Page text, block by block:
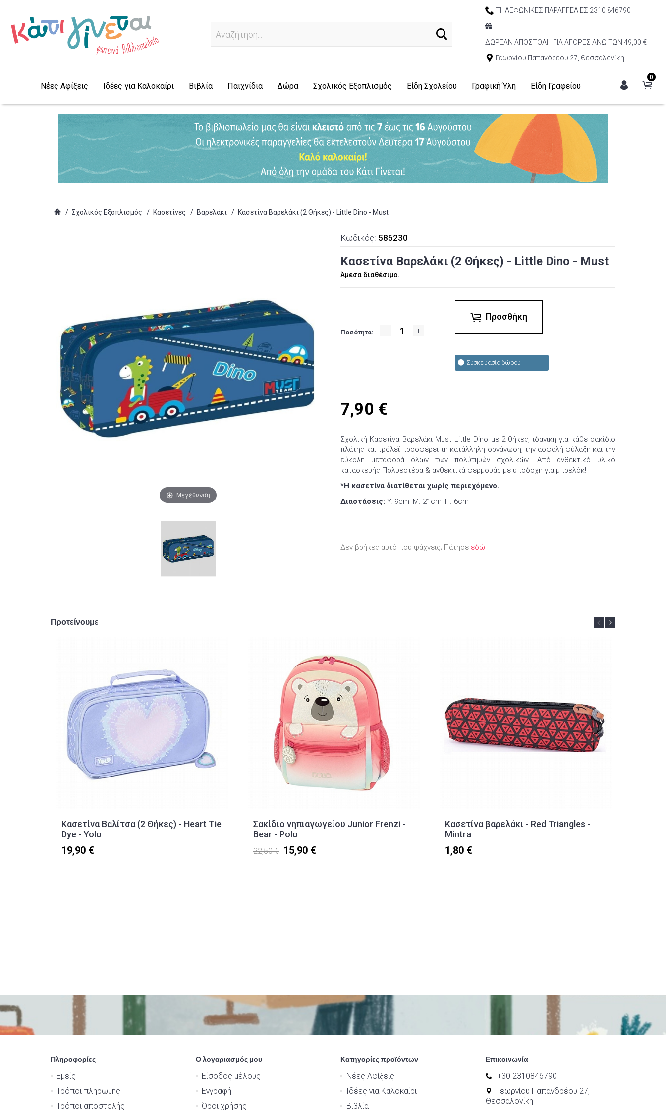
Αναζήτηση...
ΤΗΛΕΦΩΝΙΚΕΣ ΠΑΡΑΓΓΕΛΙΕΣ 2310 846790
ΔΩΡΕΑΝ ΑΠΟΣΤΟΛΗ ΓΙΑ ΑΓΟΡΕΣ ΑΝΩ ΤΩΝ 49,00 €
Γεωργίου Παπανδρέου 27, Θεσσαλονίκη
0
Νέες Αφίξεις Ιδέες για Καλοκαίρι Βιβλία Παιχνίδια Δώρα Σχολικός Εξοπλισμός Είδη Σχολείου Γραφική Ύλη Είδη Γραφείου
/ Σχολικός Εξοπλισμός / Κασετίνες / Βαρελάκι / Κασετίνα Βαρελάκι (2 Θήκες) - Little Dino - Must
Μεγέθυνση
Κωδικός: 586230
Κασετίνα Βαρελάκι (2 Θήκες) - Little Dino - Must
Άμεσα διαθέσιμο.
Ποσότητα:
Προσθήκη
Συσκευασία δώρου
7,90 €
Σχολική Κασετίνα Βαρελάκι Must Little Dino με 2 θήκες, ιδανική για κάθε σακίδιο
πλάτης και τρόλεϊ προσφέρει τη κατάλληλη οργάνωση, την ασφαλή φύλαξη και την
εύκολη μεταφορά όλων των πολύτιμών σχολικών. Από ανθεκτικό υλικό
κατασκευής Πολυεστέρα & ανθεκτικά φερμουάρ με υποδοχή για μπρελόκ!
*Η κασετίνα διατίθεται χωρίς περιεχόμενο.
Διαστάσεις: Y. 9cm |Μ. 21cm |Π. 6cm
Δεν βρήκες αυτό που ψάχνεις; Πάτησε εδώ
Προτείνουμε
Κασετίνα Βαλίτσα (2 Θήκες) - Heart Tie
Dye - Yolo
19,90 €
Σακίδιο νηπιαγωγείου Junior Frenzi -
Bear - Polo
22,50 € 15,90 €
Κασετίνα βαρελάκι - Red Triangles -
Mintra
1,80 €
Πληροφορίες
Εμείς
Τρόποι πληρωμής
Τρόποι αποστολής
Ο λογαριασμός μου
Είσοδος μέλους
Εγγραφή
Όροι χρήσης
Κατηγορίες προϊόντων
Νέες Αφίξεις
Ιδέες για Καλοκαίρι
Βιβλία
Επικοινωνία
+30 2310846790
Γεωργίου Παπανδρέου 27,
Θεσσαλονίκη